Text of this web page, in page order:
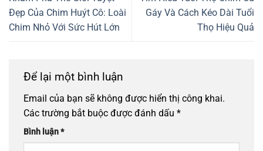
Đẹp Của Chim Huýt Cô: Loài
Chim Nhỏ Với Sức Hút Lớn
Gáy Và Cách Kéo Dài Tuổi
Thọ Hiệu Quả
Để lại một bình luận
Email của bạn sẽ không được hiển thị công khai.
Các trường bắt buộc được đánh dấu *
Bình luận*